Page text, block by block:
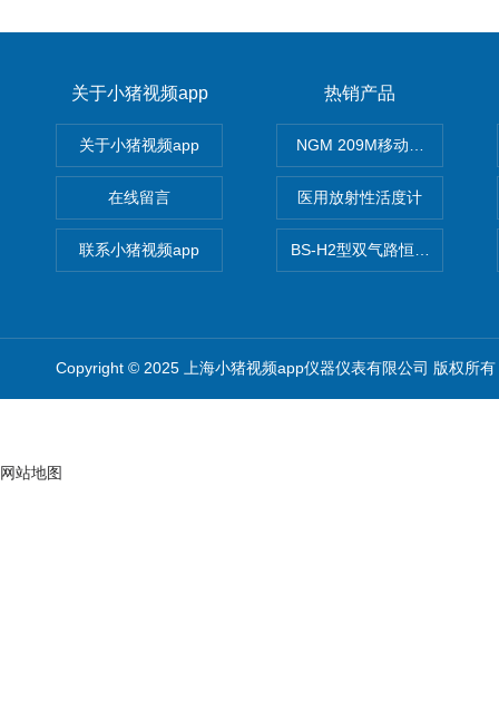
关于小猪视频app
关于小猪视频app
在线留言
联系小猪视频app
热销产品
NGM 209M移动式惰性气体
医用放射性活度计
BS-H2型双气路恒流大气采样
Copyright © 2025 上海小猪视频app仪器仪表有限公司 版权所有
网站地图